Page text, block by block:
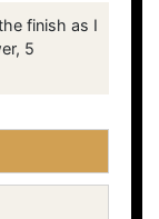
finish as I
5